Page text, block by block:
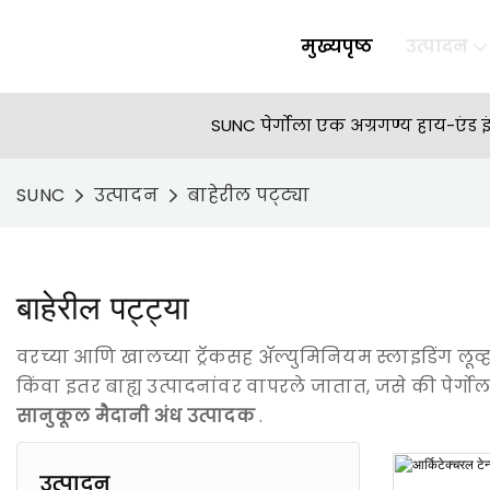
मुख्यपृष्ठ
SUNC पेर्गोला एक अग्रगण्य हाय-
SUNC उत्पादन बाहेरील पट्ट्या
बाहेरील पट्ट्या
वरच्या आणि खालच्या ट्रॅकसह ॲल्युमिनियम स्लाइडिंग
किंवा इतर बाह्य उत्पादनांवर वापरले जातात, जसे की
सानुकूल मैदानी अंध उत्पादक.
उत्पादन